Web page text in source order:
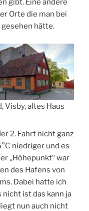
gibt. Eine andere
Orte die man bei
hätte.
Visby, altes Haus
2. Fahrt nicht ganz
niedriger und es
„Höhepunkt“ war
des Hafens von
Dabei hatte ich
nicht ist das kann ja
nun auch nicht